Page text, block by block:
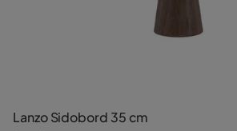
Lanzo Sidobord 35 cm